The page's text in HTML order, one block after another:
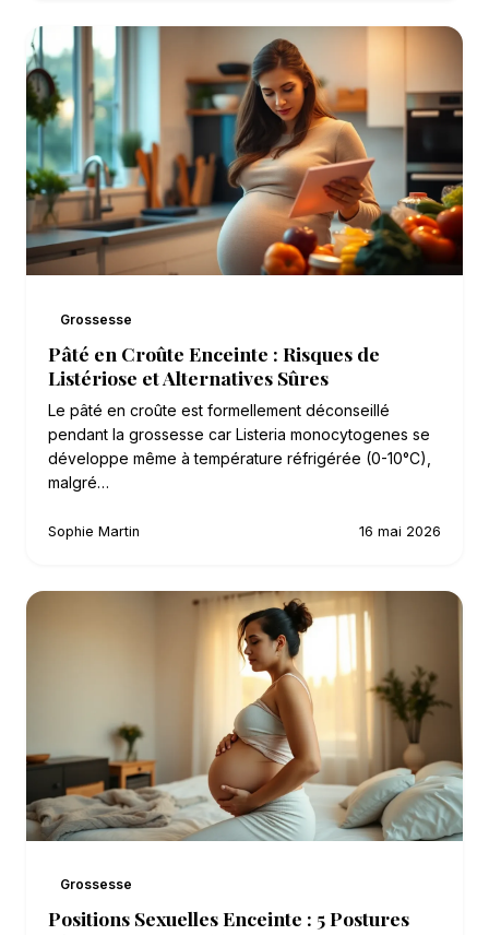
Grossesse
Pâté en Croûte Enceinte : Risques de
Listériose et Alternatives Sûres
Le pâté en croûte est formellement déconseillé
pendant la grossesse car Listeria monocytogenes se
développe même à température réfrigérée (0-10°C),
malgré…
Sophie Martin 16 mai 2026
Grossesse
Positions Sexuelles Enceinte : 5 Postures